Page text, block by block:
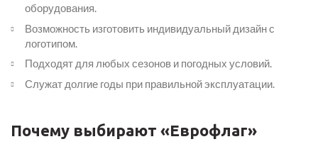
оборудования.
Возможность изготовить индивидуальный дизайн с
логотипом.
Подходят для любых сезонов и погодных условий.
Служат долгие годы при правильной эксплуатации.
Почему выбирают «Еврофлаг»